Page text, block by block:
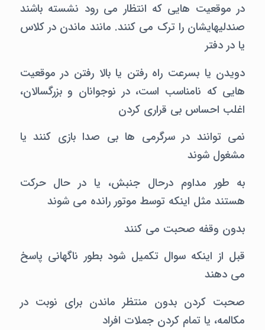
در موقعیت هایی که انتظار می رود نشسته باشند
صندلیهایشان را ترک می کنند. مانند ماندن در کلاس
یا در دفتر
دویدن یا بسرعت راه رفتن یا بالا رفتن در موقعیت
هایی که نامناسب است، در نوجوانان و بزرگسالان،
اغلب احساس بی قراری کردن
نمی توانند در سرگرمی ها بی صدا بازی کنند یا
مشغول شوند
به طور مداوم درحال جنبش، یا در حال حرکت
هستند مثل اینکه توسط موتور رانده می شوند
بدون وقفه صحبت می کنند
قبل از اینکه سوال تکمیل شود بطور ناگهانی پاسخ
می دهند
صحبت کردن بدون منتظر ماندن برای نوبت در
مکالمه، یا تمام کردن جملات افراد